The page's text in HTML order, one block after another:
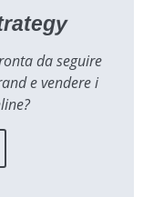
da seguire
e vendere i